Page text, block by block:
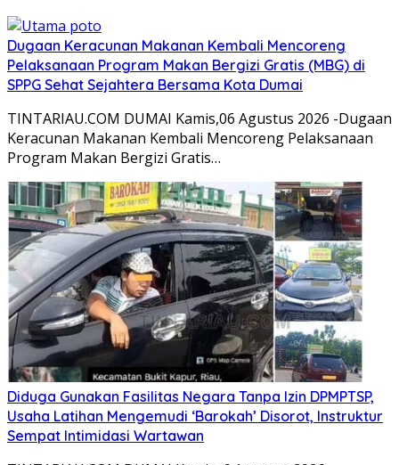
Dugaan Keracunan Makanan Kembali Mencoreng
Pelaksanaan Program Makan Bergizi Gratis (MBG) di
SPPG Sehat Sejahtera Bersama Kota Dumai
TINTARIAU.COM DUMAI Kamis,06 Agustus 2026 -Dugaan
Keracunan Makanan Kembali Mencoreng Pelaksanaan
Program Makan Bergizi Gratis…
Diduga Gunakan Fasilitas Negara Tanpa Izin DPMPTSP,
Usaha Latihan Mengemudi ‘Barokah’ Disorot, Instruktur
Sempat Intimidasi Wartawan